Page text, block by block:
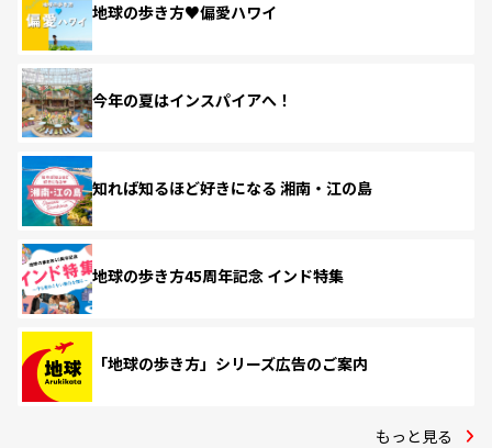
地球の歩き方♥偏愛ハワイ
今年の夏はインスパイアへ！
知れば知るほど好きになる 湘南・江の島
地球の歩き方45周年記念 インド特集
「地球の歩き方」シリーズ広告のご案内
もっと見る